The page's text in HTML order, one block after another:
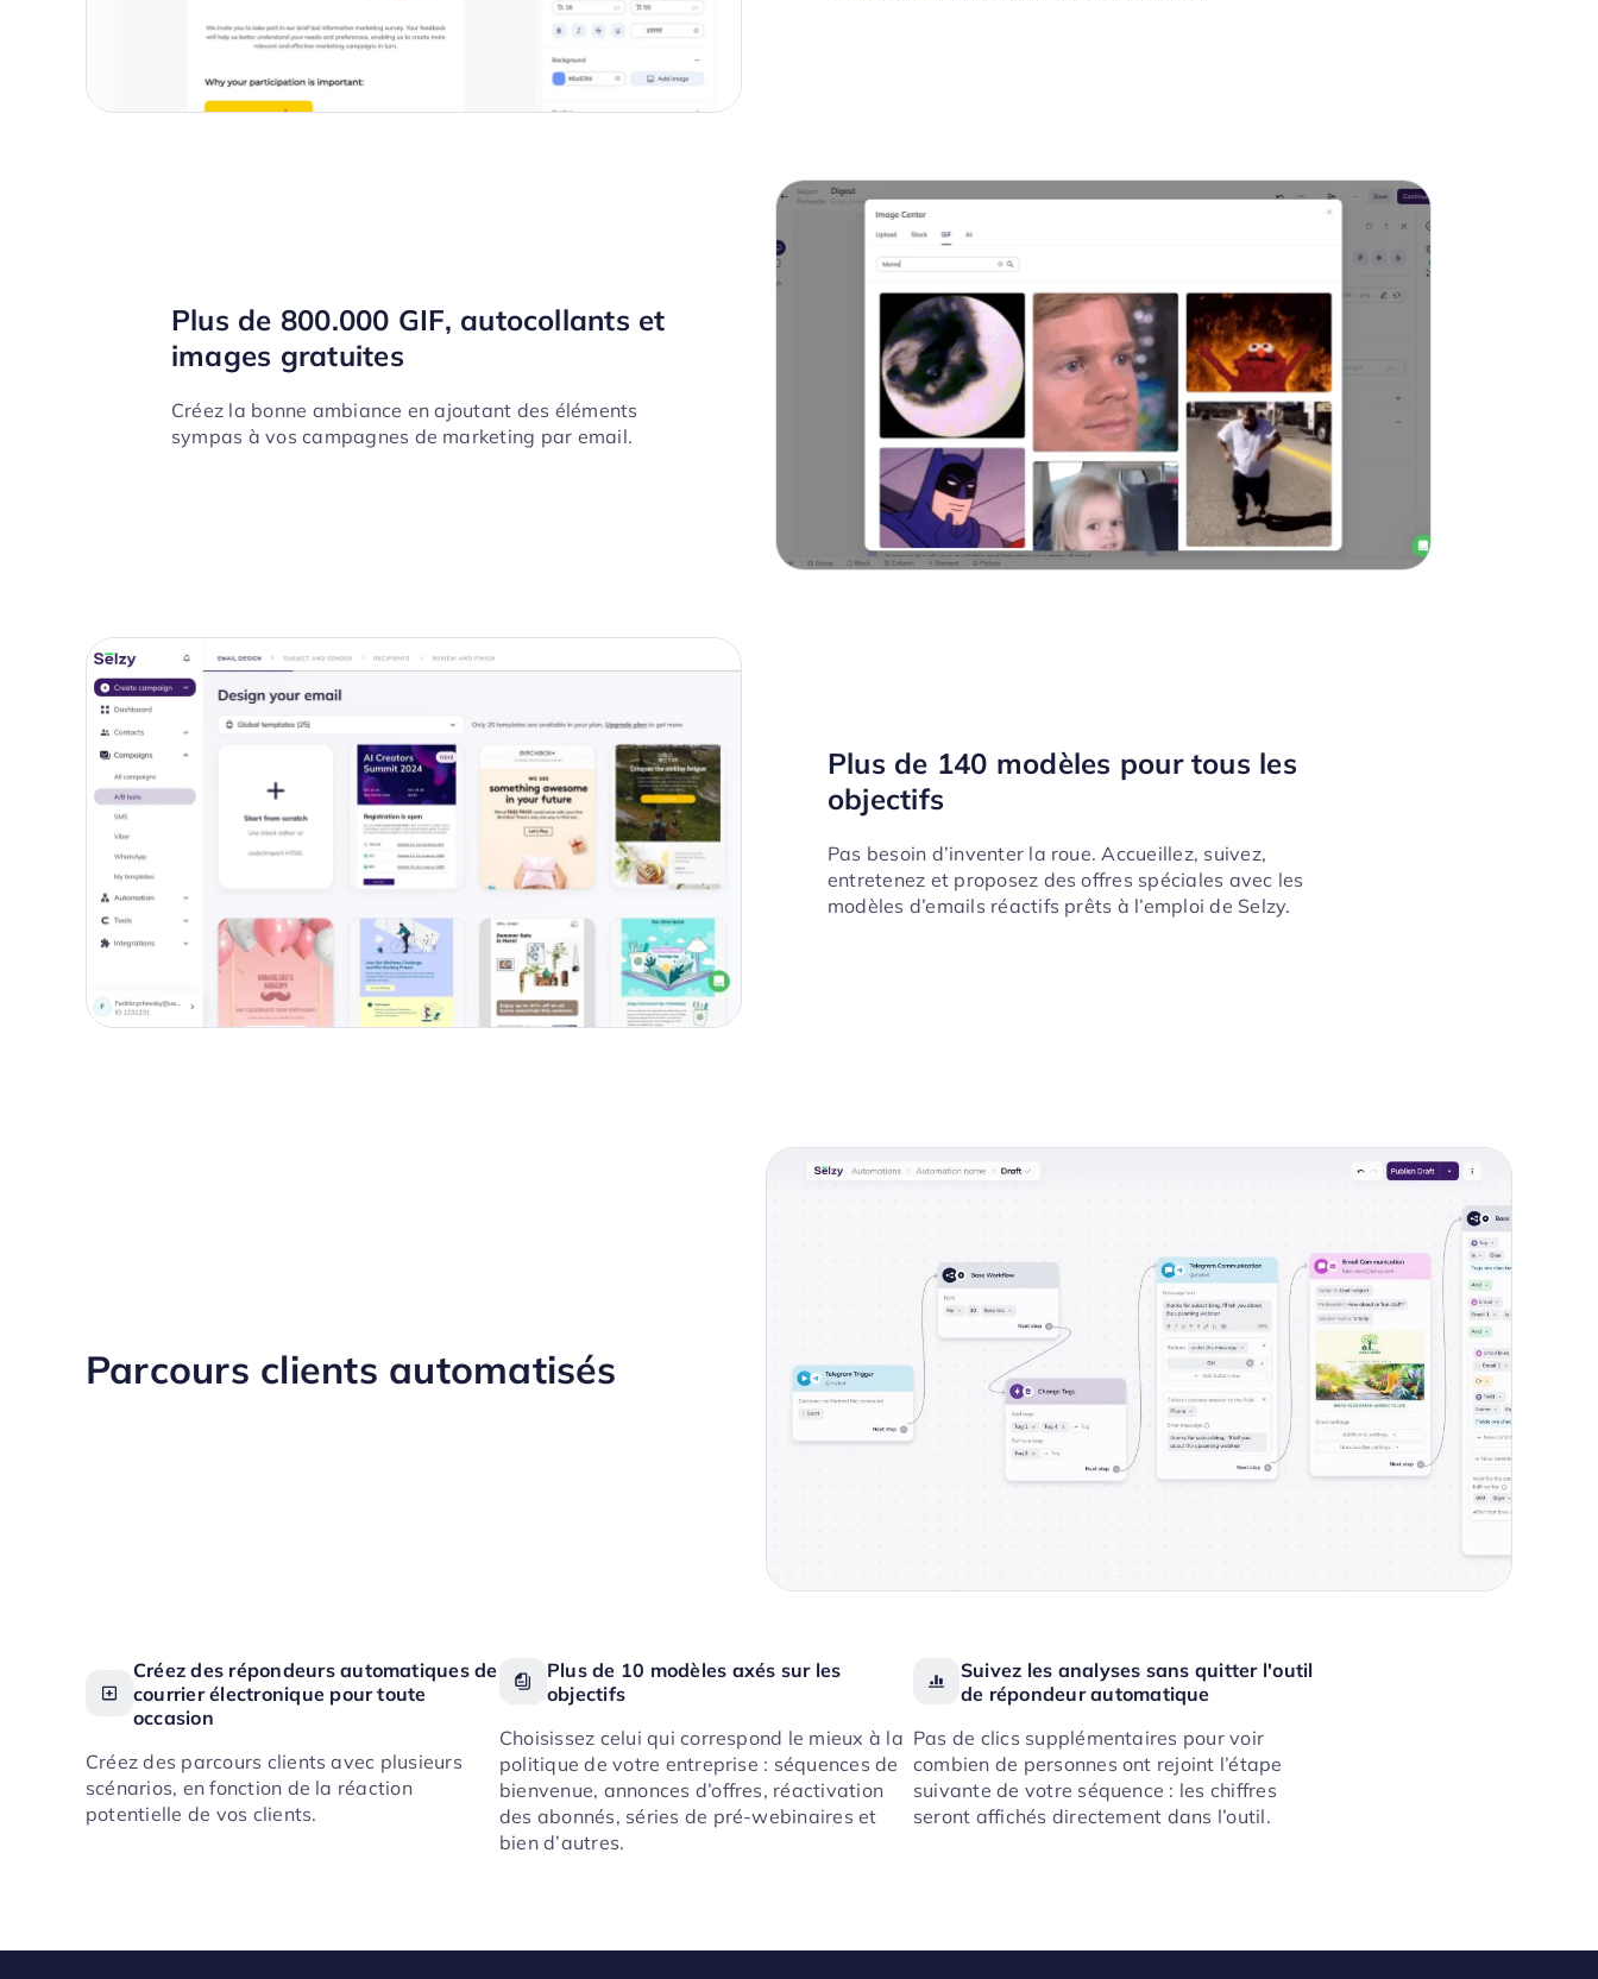
Plus de 800.000 GIF, autocollants et
images gratuites
Créez la bonne ambiance en ajoutant des éléments
sympas à vos campagnes de marketing par email.
Plus de 140 modèles pour tous les
objectifs
Pas besoin d’inventer la roue. Accueillez, suivez,
entretenez et proposez des offres spéciales avec les
modèles d’emails réactifs prêts à l’emploi de Selzy.
Parcours clients automatisés
Créez des répondeurs automatiques de
courrier électronique pour toute
occasion
Créez des parcours clients avec plusieurs
scénarios, en fonction de la réaction
potentielle de vos clients.
Plus de 10 modèles axés sur les
objectifs
Choisissez celui qui correspond le mieux à la
politique de votre entreprise : séquences de
bienvenue, annonces d’offres, réactivation
des abonnés, séries de pré-webinaires et
bien d’autres.
Suivez les analyses sans quitter l'outil
de répondeur automatique
Pas de clics supplémentaires pour voir
combien de personnes ont rejoint l’étape
suivante de votre séquence : les chiffres
seront affichés directement dans l’outil.